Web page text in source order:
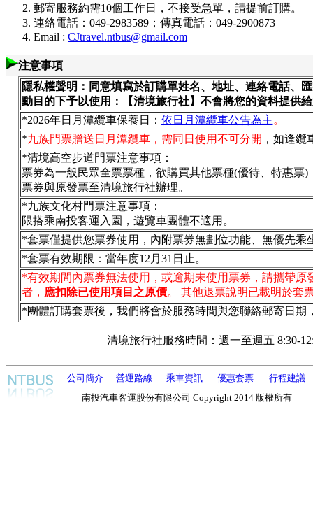
郵寄服務約需10個工作日， 不接受急單， 請提前訂購。
連絡電話：049-2983589；傳真電話：049-2900873
Email : CJtravel.ntbus@gmail.com
注意事項
隱私權聲明：同意填寫於訂購單姓名、地址、連絡電話、
動目的下予以使用：【清境旅行社】不會將您的資料提供
*2026年日月潭纜車保養日： 依日月潭纜車公告為主。
*九族門票贈送日月潭纜車，需同日使用不可分開 ，如逢
*清境高空步道門票注意事項：
票券為一般民眾全票票種，欲購買其他票種(優待、特惠
票券與原發票至清境旅行社辦理。
*九族文化村門票注意事項：
限搭乘南投客運入園，遊覽車團體不適用。
*套票僅提供您票券使用，內附票券無劃位功能、無優先乘
*套票有效期限：當年度12月31日止。
*有效期間內票券無法使用，或逾期未使用票券，請攜帶
者， 應扣除已使用項目之原價。 其他退票說明已載明於套
*團體訂購套票後，我們將會於服務時間與您聯絡郵寄日
清境旅行社服務時間：週一至週五 8:30-
公司簡介 營運路線 乘車資訊 優惠套票
行程建議
南投汽車客運股份有限公司 Copyright 2014 版權所有